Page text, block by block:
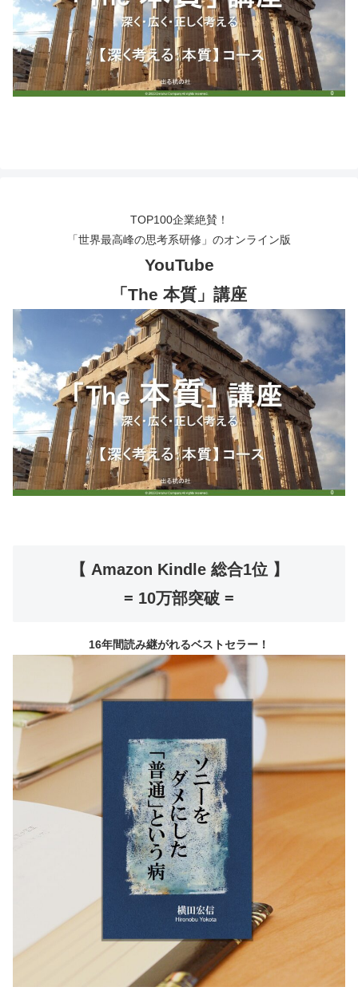
TOP100企業絶賛！
「世界最高峰の思考系研修」のオンライン版
YouTube
「The 本質」講座
【 Amazon Kindle 総合1位 】
= 10万部突破 =
16年間読み継がれるベストセラー！